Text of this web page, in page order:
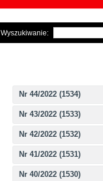
Wyszukiwanie:
Nr 44/2022 (1534)
Nr 43/2022 (1533)
Nr 42/2022 (1532)
Nr 41/2022 (1531)
Nr 40/2022 (1530)